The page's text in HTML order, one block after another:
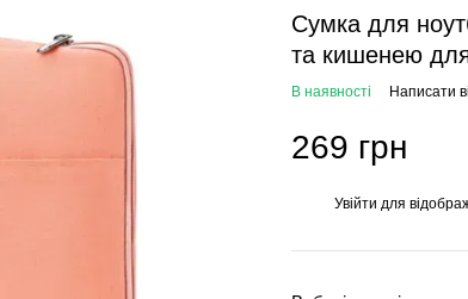
Сумка для
та кишенею для
В наявності Написати
269 грн
Увійти для